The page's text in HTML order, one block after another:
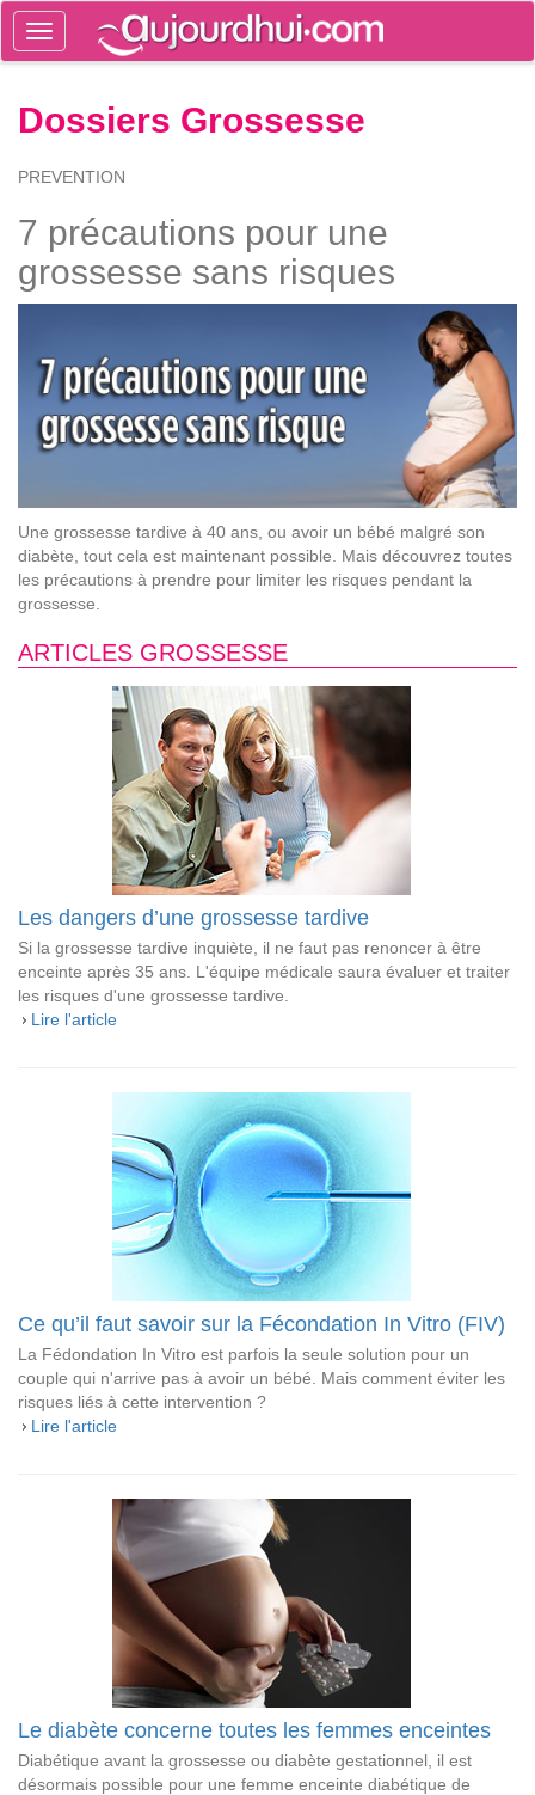
Toggle
navigation
Dossiers Grossesse
PREVENTION
7 précautions pour une
grossesse sans risques
Une grossesse tardive à 40 ans, ou avoir un bébé malgré son
diabète, tout cela est maintenant possible. Mais découvrez toutes
les précautions à prendre pour limiter les risques pendant la
grossesse.
ARTICLES GROSSESSE
Les dangers d’une grossesse tardive
Si la grossesse tardive inquiète, il ne faut pas renoncer à être
enceinte après 35 ans. L'équipe médicale saura évaluer et traiter
les risques d'une grossesse tardive.
Lire l'article
Ce qu’il faut savoir sur la Fécondation In Vitro (FIV)
La Fédondation In Vitro est parfois la seule solution pour un
couple qui n'arrive pas à avoir un bébé. Mais comment éviter les
risques liés à cette intervention ?
Lire l'article
Le diabète concerne toutes les femmes enceintes
Diabétique avant la grossesse ou diabète gestationnel, il est
désormais possible pour une femme enceinte diabétique de